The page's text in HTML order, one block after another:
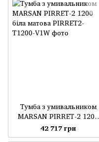
Тумба з умивальником
MARSAN PIRRET-2 1200
біла матова
42 717 грн